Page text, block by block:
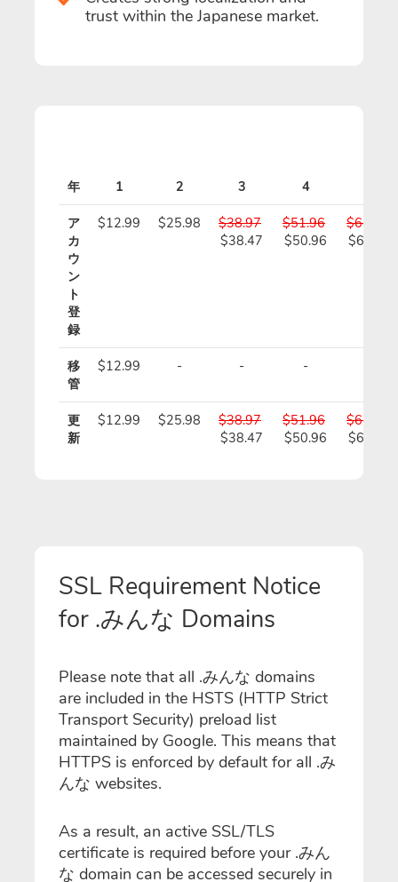
trust within the Japanese market.
年 1 2 3 4
ア
カ
ウ
ン
ト
登
録
$12.99 $25.98
$38.97
$38.47
$51.96
$50.96
$64.95
$63.45
移
管
$12.99 - - -
更
新
$12.99 $25.98
$38.97
$38.47
$51.96
$50.96
$64.95
$63.45
SSL Requirement Notice
for .みんな Domains
Please note that all .みんな domains
are included in the HSTS (HTTP Strict
Transport Security) preload list
maintained by Google. This means that
HTTPS is enforced by default for all .み
んな websites.
As a result, an active SSL/TLS
certificate is required before your .みん
な domain can be accessed securely in